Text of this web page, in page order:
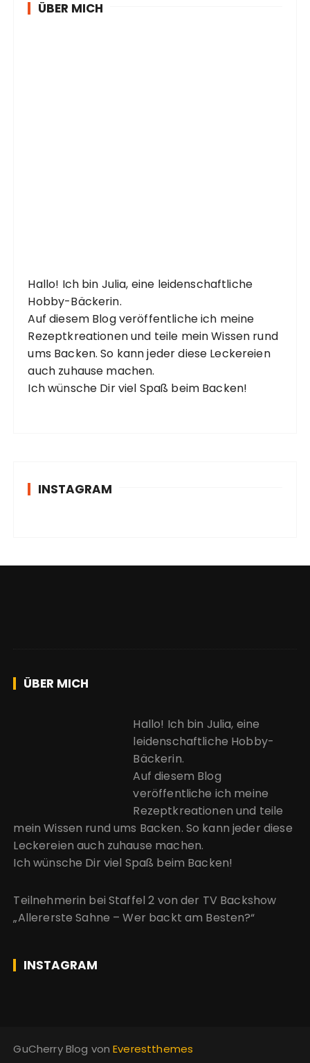
ÜBER MICH
Hallo! Ich bin Julia, eine leidenschaftliche
Hobby-Bäckerin.
Auf diesem Blog veröffentliche ich meine
Rezeptkreationen und teile mein Wissen rund
ums Backen. So kann jeder diese Leckereien
auch zuhause machen.
Ich wünsche Dir viel Spaß beim Backen!
INSTAGRAM
ÜBER MICH
Hallo! Ich bin Julia, eine
leidenschaftliche Hobby-
Bäckerin.
Auf diesem Blog
veröffentliche ich meine
Rezeptkreationen und teile
mein Wissen rund ums Backen. So kann jeder diese
Leckereien auch zuhause machen.
Ich wünsche Dir viel Spaß beim Backen!
Teilnehmerin bei Staffel 2 von der TV Backshow
„Allererste Sahne – Wer backt am Besten?“
INSTAGRAM
GuCherry Blog vonEverestthemes